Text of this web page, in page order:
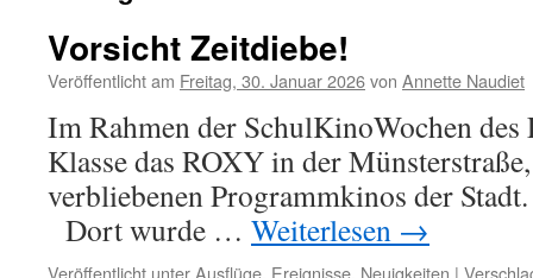
Vorsicht Zeitdiebe!
Veröffentlicht am Freitag, 30. Januar 2026von Annette Naudiet
Im Rahmen der SchulKinoWochen
Klasse das ROXY in der
verbliebenen
Dort wurde … Weiterlesen →
Veröffentlicht unterAusflüge, Ereignisse, Neuigkeiten |